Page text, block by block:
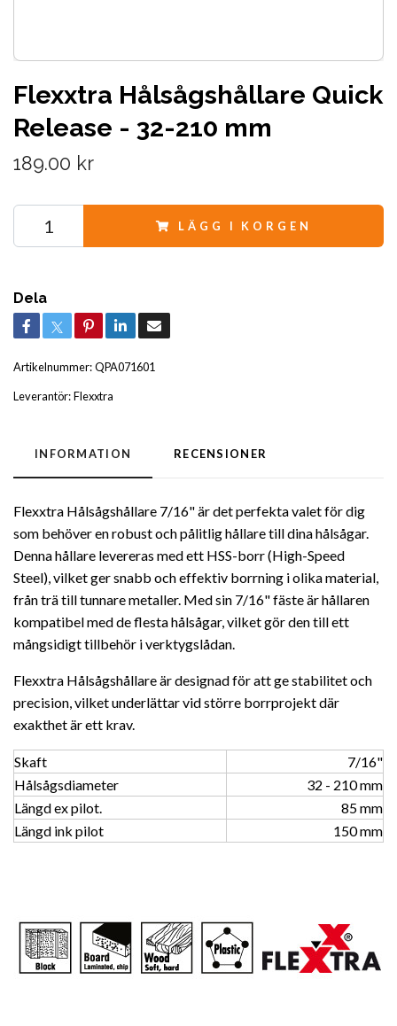
Flexxtra Hålsågshållare Quick
Release - 32-210 mm
189.00 kr
LÄGG I KORGEN
Dela
Artikelnummer:QPA071601
Leverantör:Flexxtra
INFORMATION RECENSIONER
Flexxtra Hålsågshållare 7/16" är det perfekta valet för dig
som behöver en robust och pålitlig hållare till dina hålsågar.
Denna hållare levereras med ett HSS-borr (High-Speed
Steel), vilket ger snabb och effektiv borrning i olika material,
från trä till tunnare metaller. Med sin 7/16" fäste är hållaren
kompatibel med de flesta hålsågar, vilket gör den till ett
mångsidigt tillbehör i verktygslådan.
Flexxtra Hålsågshållare är designad för att ge stabilitet och
precision, vilket underlättar vid större borrprojekt där
exakthet är ett krav.
Skaft
7/16"
Hålsågsdiameter
32 - 210 mm
Längd ex pilot.
85 mm
Längd ink pilot
150 mm